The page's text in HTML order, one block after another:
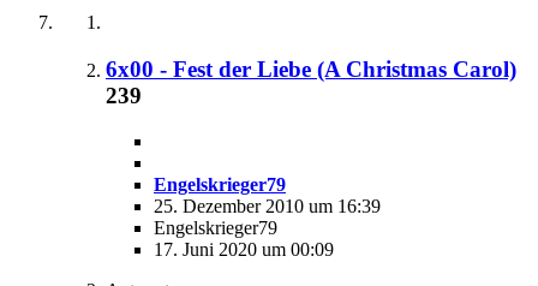
6x00 - Fest der Liebe (A Christmas Carol)
239
Engelskrieger79
25. Dezember 2010 um 16:39
Engelskrieger79
17. Juni 2020 um 00:09